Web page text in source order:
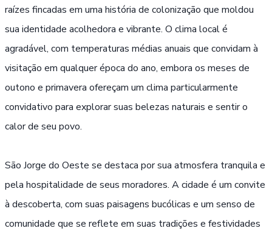
raízes fincadas em uma história de colonização que moldou
sua identidade acolhedora e vibrante. O clima local é
agradável, com temperaturas médias anuais que convidam à
visitação em qualquer época do ano, embora os meses de
outono e primavera ofereçam um clima particularmente
convidativo para explorar suas belezas naturais e sentir o
calor de seu povo.
São Jorge do Oeste se destaca por sua atmosfera tranquila e
pela hospitalidade de seus moradores. A cidade é um convite
à descoberta, com suas paisagens bucólicas e um senso de
comunidade que se reflete em suas tradições e festividades